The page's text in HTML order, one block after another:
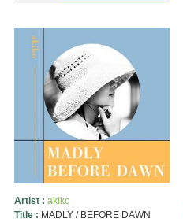
Artist : akiko
Title : MADLY / BEFORE DAWN